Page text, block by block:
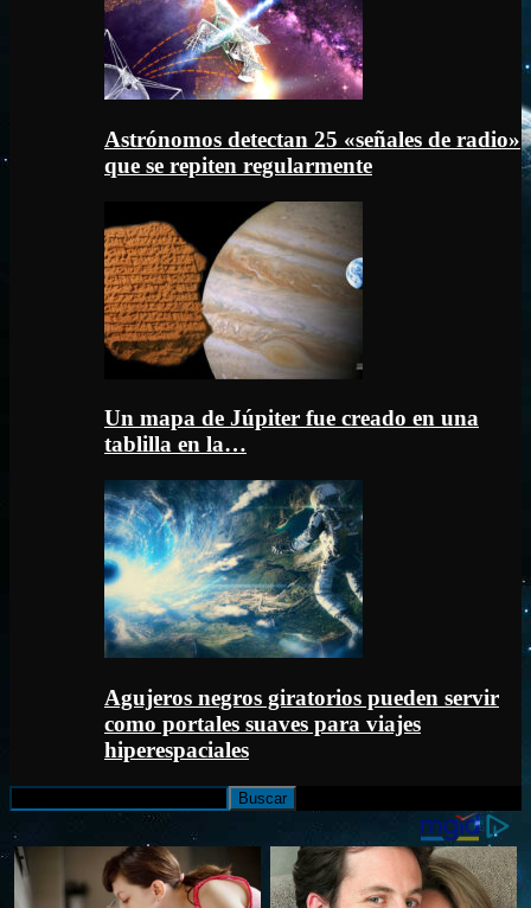
Astrónomos detectan 25 «señales de radio»
que se repiten regularmente
Un mapa de Júpiter fue creado en una
tablilla en la…
Agujeros negros giratorios pueden servir
como portales suaves para viajes
hiperespaciales